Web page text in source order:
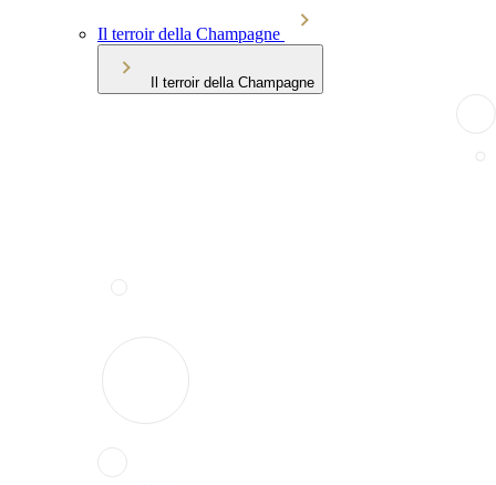
Il terroir della Champagne
Il terroir della Champagne